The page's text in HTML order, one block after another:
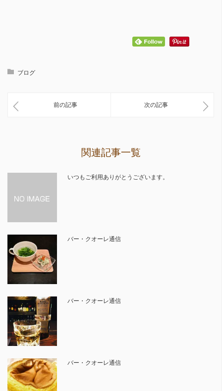
ブログ
前の記事 次の記事
関連記事一覧
いつもご利用ありがとうございます。
バー・クオーレ通信
バー・クオーレ通信
バー・クオーレ通信